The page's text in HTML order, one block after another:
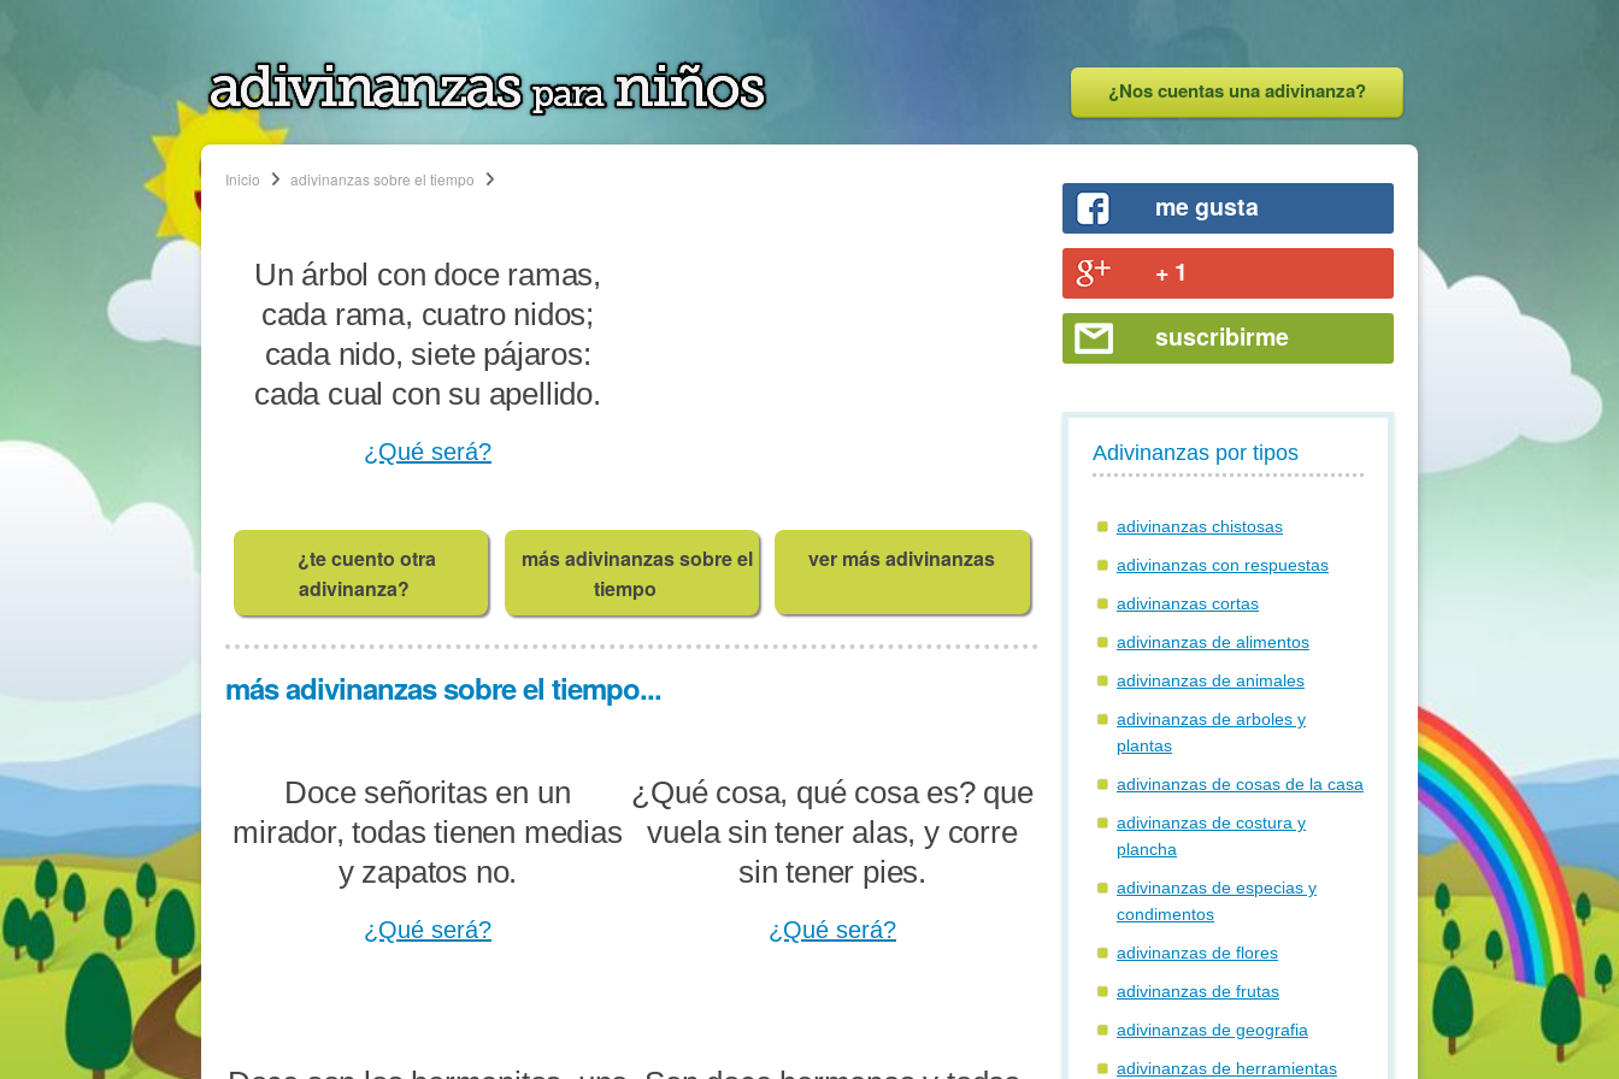
¿Nos cuentas una adivinanza?
Inicio adivinanzas sobre el tiempo
Un árbol con doce ramas,
cada rama, cuatro nidos;
cada nido, siete pájaros:
cada cual con su apellido.
¿Qué será?
¿te cuento otra
adivinanza?
más adivinanzas sobre el
tiempo
ver más adivinanzas
más adivinanzas sobre el tiempo...
Doce señoritas en un
mirador, todas tienen medias
y zapatos no.
¿Qué será?
¿Qué cosa, qué cosa es? que
vuela sin tener alas, y corre
sin tener pies.
¿Qué será?
me gusta
+ 1
suscribirme
Adivinanzas por tipos
adivinanzas chistosas
adivinanzas con respuestas
adivinanzas cortas
adivinanzas de alimentos
adivinanzas de animales
adivinanzas de arboles y
plantas
adivinanzas de cosas de la casa
adivinanzas de costura y
plancha
adivinanzas de especias y
condimentos
adivinanzas de flores
adivinanzas de frutas
adivinanzas de geografia
adivinanzas de herramientas